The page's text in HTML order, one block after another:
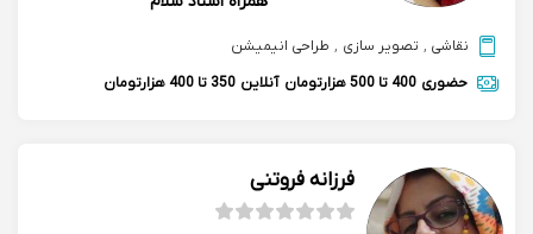
نقاشی , تصویر سازی , طراحی انیمیشن
حضوری 400 تا 500 هزارتومان آنلاین 350 تا 400 هزارتومان
فرزانه فروتنی